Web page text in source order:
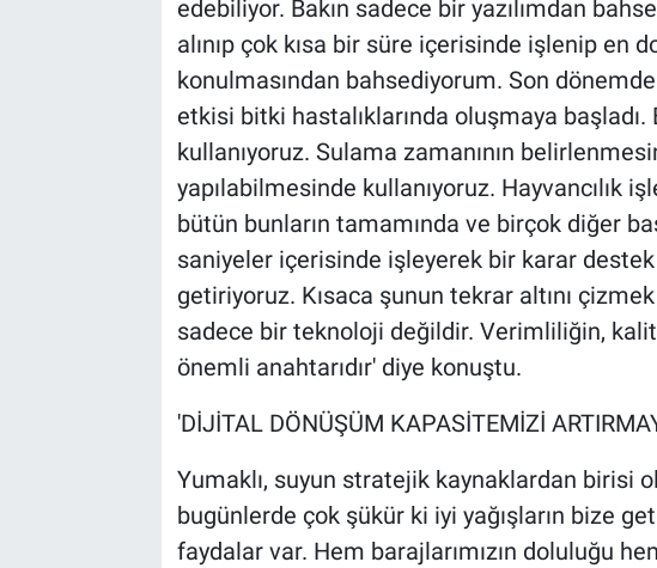
edebiliyor. Bakın sadece bir yazılımdan
alınıp çok kısa bir süre içerisinde işlenip en
konulmasından bahsediyorum. Son
etkisi bitki hastalıklarında oluşmaya
kullanıyoruz. Sulama zamanının
yapılabilmesinde kullanıyoruz. Hayvancılık
bütün bunların tamamında ve birçok diğer
saniyeler içerisinde işleyerek bir karar
getiriyoruz. Kısaca şunun tekrar altını
sadece bir teknoloji değildir. Verimliliğin,
önemli anahtarıdır' diye konuştu.
'DİJİTAL DÖNÜŞÜM KAPASİTEMİZİ
Yumaklı, suyun stratejik kaynaklardan birisi
bugünlerde çok şükür ki iyi yağışların bize
faydalar var. Hem barajlarımızın doluluğu